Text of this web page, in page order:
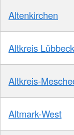
Altenkirchen
Altkreis
Altkreis-
Altmark-West